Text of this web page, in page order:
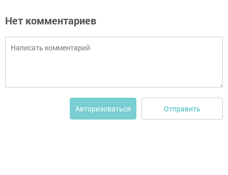
Нет комментариев
Авторизоваться Отправить